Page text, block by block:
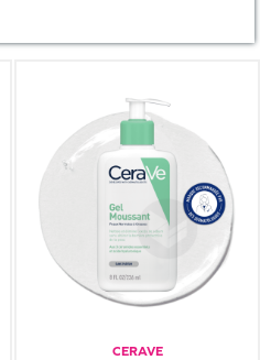
CERAVE